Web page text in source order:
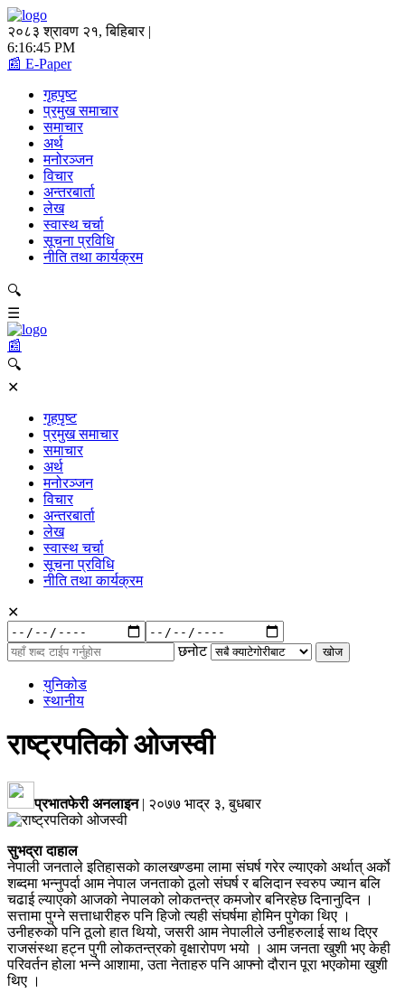
२०८३ श्रावण २१, बिहिबार |
6:16:45 PM
📰 E-Paper
गृहपृष्ट
प्रमुख समाचार
समाचार
अर्थ
मनोरञ्जन
विचार
अन्तरबार्ता
लेख
स्वास्थ चर्चा
सूचना प्रविधि
नीति तथा कार्यक्रम
🔍
☰
📰
🔍
✕
गृहपृष्ट
प्रमुख समाचार
समाचार
अर्थ
मनोरञ्जन
विचार
अन्तरबार्ता
लेख
स्वास्थ चर्चा
सूचना प्रविधि
नीति तथा कार्यक्रम
✕
अनुसार:
छनोट
युनिकोड
स्थानीय
राष्ट्रपतिको ओजस्वी
प्रभातफेरी अनलाइन| २०७७ भाद्र ३, बुधबार
सुभद्रा दाहाल
नेपाली जनताले इतिहासको कालखण्डमा लामा संघर्ष गरेर ल्याएको अर्थात् अर्काे
शब्दमा भन्नुपर्दा आम नेपाल जनताको ठूलो संघर्ष र बलिदान स्वरुप ज्यान बलि
चढाई ल्याएको आजको नेपालको लोकतन्त्र कमजोर बनिरहेछ दिनानुदिन ।
सत्तामा पुग्ने सत्ताधारीहरु पनि हिजो त्यही संघर्षमा होमिन पुगेका थिए ।
उनीहरुको पनि ठूलो हात थियो, जसरी आम नेपालीले उनीहरुलाई साथ दिएर
राजसंस्था हट्न पुगी लोकतन्त्रको वृक्षारोपण भयो । आम जनता खुशी भए केही
परिवर्तन होला भन्ने आशामा, उता नेताहरु पनि आफ्नो दौरान पूरा भएकोमा खुशी
थिए ।